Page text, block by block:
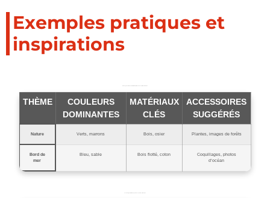
Exemples pratiques et
inspirations
THÈME
COULEURS
DOMINANTES
MATÉRIAUX
CLÉS
ACCESSOIRES
SUGGÉRÉS
Nature Verts, marrons Bois, osier Plantes, images de forêts
Bord de
mer
Bleu, sable Bois flotté, coton
Coquillages, photos
d’océan